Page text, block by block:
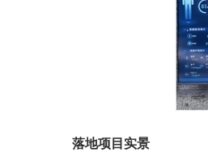
落地项目实景